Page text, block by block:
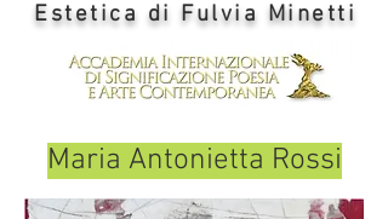
Estetica di Fulvia Minetti
Maria Antonietta Rossi